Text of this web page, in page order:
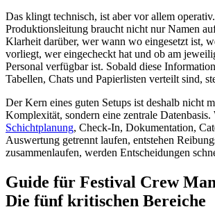
Das klingt technisch, ist aber vor allem
Produktionsleitung braucht nicht nur Namen
Klarheit darüber, wer wann wo eingesetzt ist,
vorliegt, wer eingecheckt hat und ob am
Personal verfügbar ist. Sobald diese
Tabellen, Chats und Papierlisten verteilt sind,
Der Kern eines guten Setups ist deshalb nicht
Komplexität, sondern eine zentrale Datenbasis.
Schichtplanung, Check-In, Dokumentation,
Auswertung getrennt laufen, entstehen
zusammenlaufen, werden Entscheidungen
Guide für Festival Crew
Die fünf kritischen Bereiche